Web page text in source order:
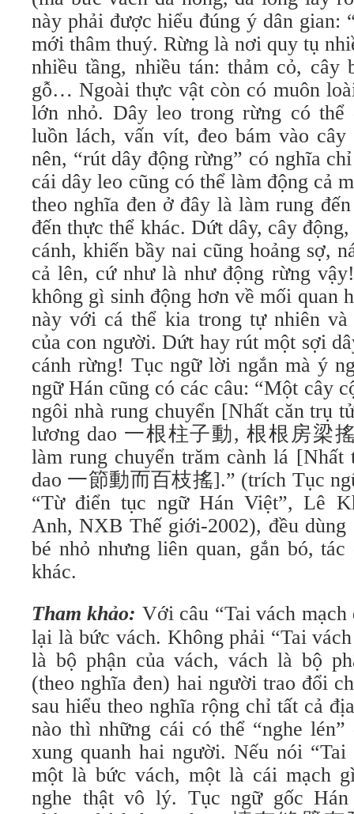
này phải được hiểu đúng ý dân gian:
mới thâm thuý. Rừng là nơi quy tụ
nhiều tầng, nhiều tán: thảm cỏ, cây
gỗ… Ngoài thực vật còn có muôn
lớn nhỏ. Dây leo trong rừng có thể
luồn lách, vấn vít, đeo bám vào
nên, “rút dây động rừng” có nghĩa
cái dây leo cũng có thể làm động cả
theo nghĩa đen ở đây là làm rung
đến thực thể khác. Dứt dây, cây
cánh, khiến bầy nai cũng hoảng sợ,
cả lên, cứ như là như động rừng
không gì sinh động hơn về mối quan
này với cá thể kia trong tự nhiên
của con người. Dứt hay rút một sợi
cánh rừng! Tục ngữ lời ngắn mà ý
ngữ Hán cũng có các câu: “Một cây
ngôi nhà rung chuyển [Nhất căn trụ
lương dao 一根柱子動, 根根房梁
làm rung chuyển trăm cành lá [Nhất
dao 一節動而百枝搖].” (trích Tục
“Từ điển tục ngữ Hán Việt”, Lê
Anh, NXB Thế giới-2002), đều dùng
bé nhỏ nhưng liên quan, gắn bó,
khác.
Tham khảo: Với câu “Tai vách
lại là bức vách. Không phải “Tai
là bộ phận của vách, vách là bộ
(theo nghĩa đen) hai người trao đổi
sau hiểu theo nghĩa rộng chỉ tất cả
nào thì những cái có thể “nghe
xung quanh hai người. Nếu nói
một là bức vách, một là cái mạch
nghe thật vô lý. Tục ngữ gốc